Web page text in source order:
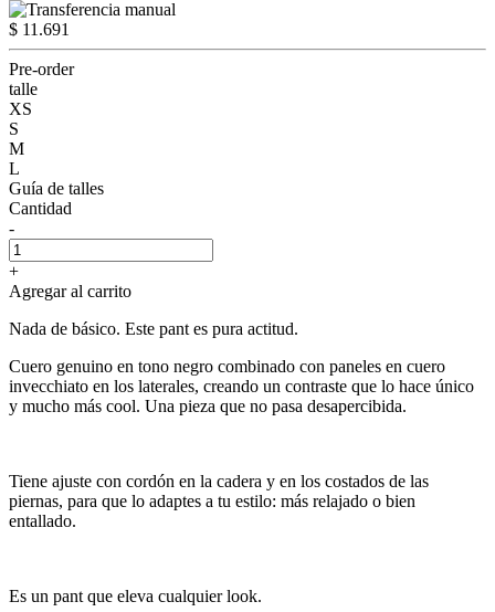
$ 11.691
Pre-order
talle
XS
S
M
L
Guía de talles
Cantidad
-
+
Agregar al carrito
Nada de básico. Este pant es pura actitud.
Cuero genuino en tono negro combinado con paneles en cuero
invecchiato en los laterales, creando un contraste que lo hace único
y mucho más cool. Una pieza que no pasa desapercibida.
Tiene ajuste con cordón en la cadera y en los costados de las
piernas, para que lo adaptes a tu estilo: más relajado o bien
entallado.
Es un pant que eleva cualquier look.